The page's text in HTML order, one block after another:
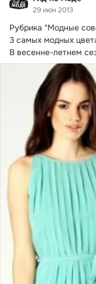
29 июн 2013
Рубрика "Модные
3 самых модных
В весенне-летнем
зеленый цвет и его...